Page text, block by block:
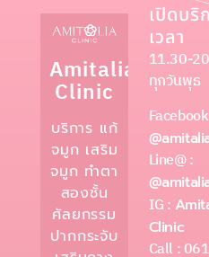
Amitalia
Clinic
บริการ แก้
จมูก เสริม
จมูก ทำตา
สองชั้น
ศัลยกรรม
ปากกระจับ
เปิดบริ
เวลา
11.30-
ทุกวันพุธ
Line@ :
IG :
Clinic
Call :